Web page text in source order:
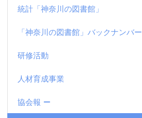
統計「神奈川の図書館」
「神奈川の図書館」バックナンバー
研修活動
人材育成事業
協会報